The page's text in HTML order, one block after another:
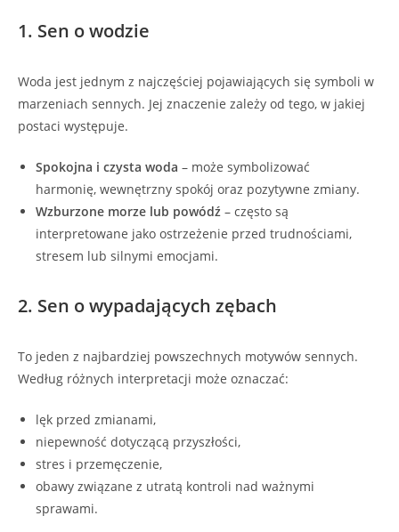
1. Sen o wodzie
Woda jest jednym z najczęściej pojawiających się symboli w
marzeniach sennych. Jej znaczenie zależy od tego, w jakiej
postaci występuje.
Spokojna i czysta woda – może symbolizować
harmonię, wewnętrzny spokój oraz pozytywne zmiany.
Wzburzone morze lub powódź – często są
interpretowane jako ostrzeżenie przed trudnościami,
stresem lub silnymi emocjami.
2. Sen o wypadających zębach
To jeden z najbardziej powszechnych motywów sennych.
Według różnych interpretacji może oznaczać:
lęk przed zmianami,
niepewność dotyczącą przyszłości,
stres i przemęczenie,
obawy związane z utratą kontroli nad ważnymi
sprawami.